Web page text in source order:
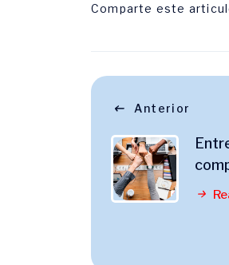
Comparte este
Anterior